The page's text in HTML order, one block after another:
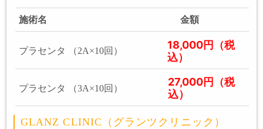
施術名 金額
プラセンタ （2A×10回）
18,000円（税
込）
プラセンタ （3A×10回）
27,000円（税
込）
GLANZ CLINIC（グランツクリニック）